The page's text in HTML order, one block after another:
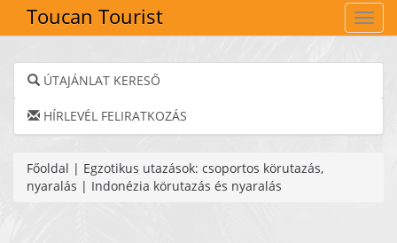
Toucan Tourist
ÚTAJÁNLAT KERESŐ
HÍRLEVÉL FELIRATKOZÁS
Főoldal | Egzotikus utazások: csoportos körutazás,
nyaralás | Indonézia körutazás és nyaralás